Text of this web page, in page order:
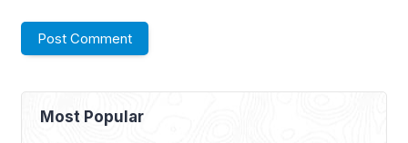
Most Popular